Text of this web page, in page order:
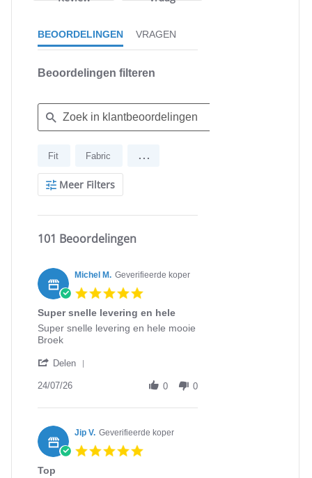
BEOORDELINGEN VRAGEN
Beoordelingen filteren
Search
Reviews
Fit Fabric ...
Meer Filters
101 Beoordelingen
Michel M. Geverifieerde koper
rating
Super snelle levering en hele
Review
by
M.
24
2026
review
stating
snelle
en
Super snelle levering en hele mooie
Broek
Delen
Michel
on
24
Jul
24/07/26 0 0
Jip V. Geverifieerde koper
Top